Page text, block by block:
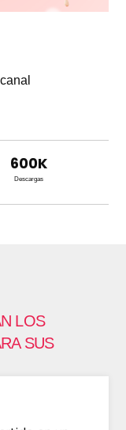
600K
Descargas
LOS
SUS